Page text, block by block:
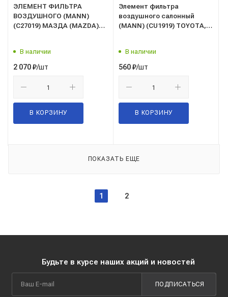
ЭЛЕМЕНТ ФИЛЬТРА
ВОЗДУШНОГО (MANN)
(C27019) МАЗДА (MAZDA)
В наличии
2 070₽/шт
В КОРЗИНУ
Элемент фильтра
воздушного салонный
(MANN) (CU1919) TOYOTA,
В наличии
560₽/шт
В КОРЗИНУ
ПОКАЗАТЬ ЕЩЕ
1 2
Будьте в курсе наших акций и новостей
ПОДПИСАТЬСЯ